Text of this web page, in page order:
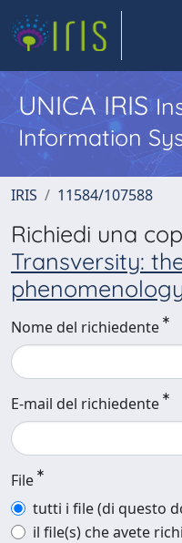
UNICA IRIS
Information
IRIS 11584/107588
Richiedi una
Transversity:
Nome del richiedente
E-mail del richiedente
File
tutti i file (di questo
il file(s) che avete